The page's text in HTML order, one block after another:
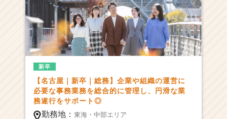
C
a
r
e
r）
新卒
【名古屋｜新卒｜総務】企業や組織の運営に
必要な事務業務を総合的に管理し、円滑な業
務遂行をサポート◎
勤務地： 東海・中部エリア